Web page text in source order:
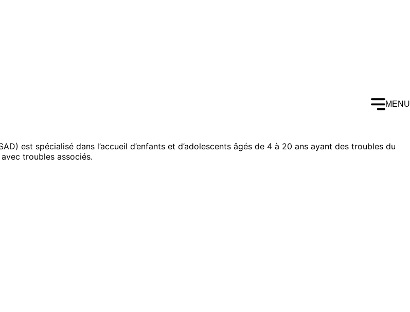
MENU
est spécialisé dans l’accueil d’enfants et d’adolescents âgés de 4 à 20 ans ayant des troubles du
troubles associés.